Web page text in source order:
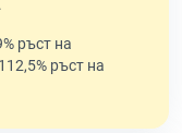
ръст на
ръст на